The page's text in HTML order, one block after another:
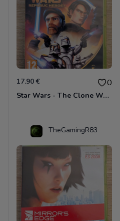
17.90 € 0
Star Wars - The Clone Wars - Les Héros De La République Xbox 360
TheGamingR83